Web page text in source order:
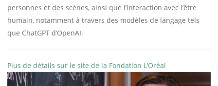
personnes et des scènes, ainsi que l’interaction avec l’être
humain, notamment à travers des modèles de langage tels
que ChatGPT d’OpenAI.
Plus de détails sur le site de la Fondation L’Oréal